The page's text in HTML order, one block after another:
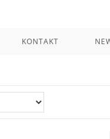
KONTAKT